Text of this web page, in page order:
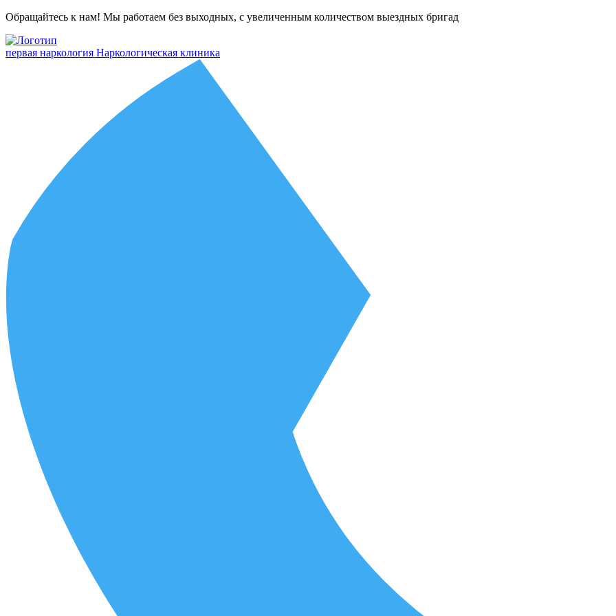
Обращайтесь к нам! Мы работаем без выходных, с увеличенным количеством выездных бригад
первая наркология Наркологическая клиника